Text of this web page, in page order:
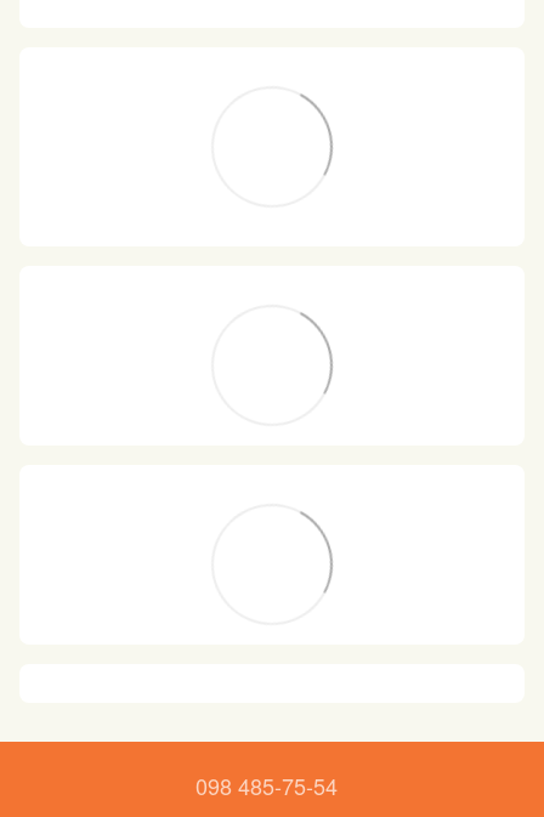
098 485-75-54